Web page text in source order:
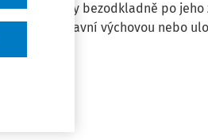
republiky bezodkladně po jeho
ústavní výchovou nebo